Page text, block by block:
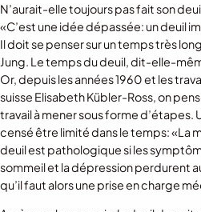
N’aurait-elle toujours pas fait son
«C’est une idée dépassée: un deuil
Il doit se penser sur un temps très
Jung. Le temps du deuil, dit-elle-
Or, depuis les années 1960 et les
suisse Elisabeth Kübler-Ross, on
travail à mener sous forme d’étapes.
censé être limité dans le temps: «La
deuil est pathologique si les
sommeil et la dépression perdurent
qu’il faut alors une prise en charge